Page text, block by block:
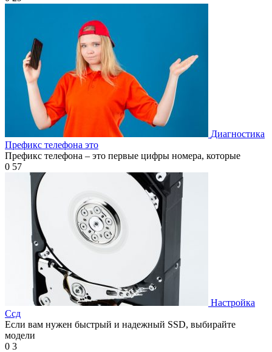
Диагностика
Префикс телефона это
Префикс телефона – это первые цифры номера, которые
0 57
Настройка
Ссд
Если вам нужен быстрый и надежный SSD, выбирайте
модели
0 3